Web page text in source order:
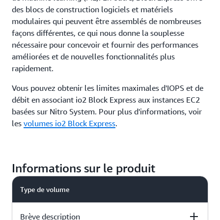
des blocs de construction logiciels et matériels
modulaires qui peuvent être assemblés de nombreuses
façons différentes, ce qui nous donne la souplesse
nécessaire pour concevoir et fournir des performances
améliorées et de nouvelles fonctionnalités plus
rapidement.
Vous pouvez obtenir les limites maximales d'IOPS et de
débit en associant io2 Block Express aux instances EC2
basées sur Nitro System. Pour plus d'informations, voir
les volumes io2 Block Express.
Informations sur le produit
Type de volume
Brève description